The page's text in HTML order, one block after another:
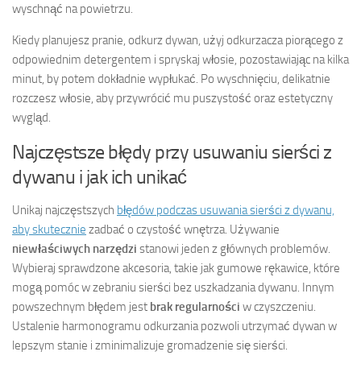
wyschnąć na powietrzu.
Kiedy planujesz pranie, odkurz dywan, użyj odkurzacza piorącego z
odpowiednim detergentem i spryskaj włosie, pozostawiając na kilka
minut, by potem dokładnie wypłukać. Po wyschnięciu, delikatnie
rozczesz włosie, aby przywrócić mu puszystość oraz estetyczny
wygląd.
Najczęstsze błędy przy usuwaniu sierści z
dywanu i jak ich unikać
Unikaj najczęstszych błędów podczas usuwania sierści z dywanu,
aby skutecznie zadbać o czystość wnętrza. Używanie
niewłaściwych narzędzi stanowi jeden z głównych problemów.
Wybieraj sprawdzone akcesoria, takie jak gumowe rękawice, które
mogą pomóc w zebraniu sierści bez uszkadzania dywanu. Innym
powszechnym błędem jest brak regularności w czyszczeniu.
Ustalenie harmonogramu odkurzania pozwoli utrzymać dywan w
lepszym stanie i zminimalizuje gromadzenie się sierści.